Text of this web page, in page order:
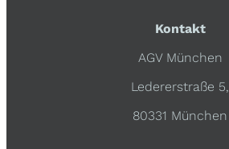
Kontakt
AGV München
Ledererstraße 5,
80331 München